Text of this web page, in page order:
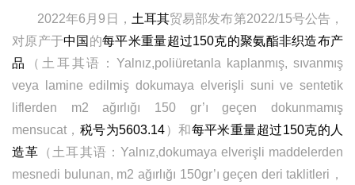
2022年6月9日， 土耳其贸易部发布第2022/15号公告，
对原产于中国 的每平米重量超过150克的聚氨酯非织造布产
品
（土耳其语：Yalnız,poliüretanla kaplanmış, sıvanmış
veya lamine edilmiş dokumaya elverişli suni ve sentetik
liflerden m2 ağırlığı 150 gr’ı geçen dokunmamış
mensucat， 税号为5603.14）和每平米重量超过150克的人
造革 （土耳其语：Yalnız,dokumaya elverişli maddelerden
mesnedi bulunan, m2 ağırlığı 150gr’ı geçen deri taklitleri，